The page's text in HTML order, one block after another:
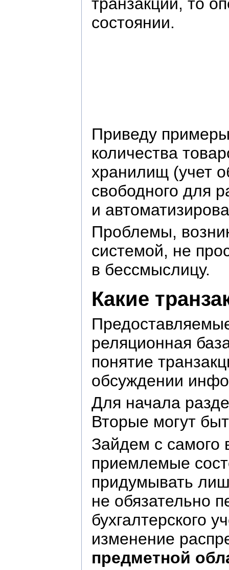
транзакции, то
состоянии.
Приведу
количества
хранилищ (учет
свободного для
и
Проблемы,
системой, не
в бессмыслицу.
Какие
реляционная
понятие
обсуждении
Для начала
Вторые могут
Зайдем с самого
приемлемые
придумывать
не обязательно
бухгалтерского
изменение
предметной